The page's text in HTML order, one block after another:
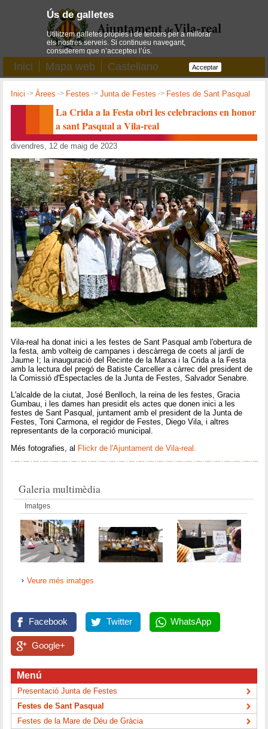
Inici Mapa web Castellano
Inici ->Àrees -> Festes ->Junta de Festes -> Festes de Sant Pasqual
La Crida a la Festa obri les celebracions en honor
a sant Pasqual a Vila-real
divendres, 12 de maig de 2023
Vila-real ha donat inici a les festes de Sant Pasqual amb l'obertura de
la festa, amb volteig de campanes i descàrrega de coets al jardí de
Jaume I; la inauguració del Recinte de la Marxa i la Crida a la Festa
amb la lectura del pregó de Batiste Carceller a càrrec del president de
la Comissió d'Espectacles de la Junta de Festes, Salvador Senabre.
L'alcalde de la ciutat, José Benlloch, la reina de les festes, Gracia
Gumbau, i les dames han presidit els actes que donen inici a les
festes de Sant Pasqual, juntament amb el president de la Junta de
Festes, Toni Carmona, el regidor de Festes, Diego Vila, i altres
representants de la corporació municipal.
Més fotografies, al Flickr de l'Ajuntament de Vila-real.
Galeria multimèdia
Imatges
Veure més imatges
Facebook Twitter WhatsApp
Google+
Menú
Presentació Junta de Festes
Festes de Sant Pasqual
Festes de la Mare de Déu de Gràcia
Ús de galletes
Utilitzem galletes pròpies i de tercers per a millorar
els nostres serveis. Si continueu navegant,
considerem que n’accepteu l’ús.
Acceptar